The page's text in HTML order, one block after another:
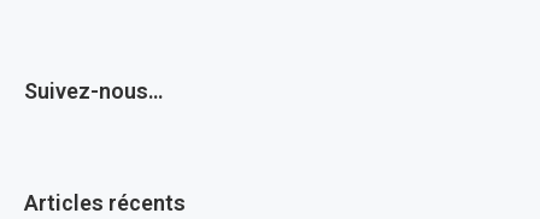
Suivez-nous…
Articles récents